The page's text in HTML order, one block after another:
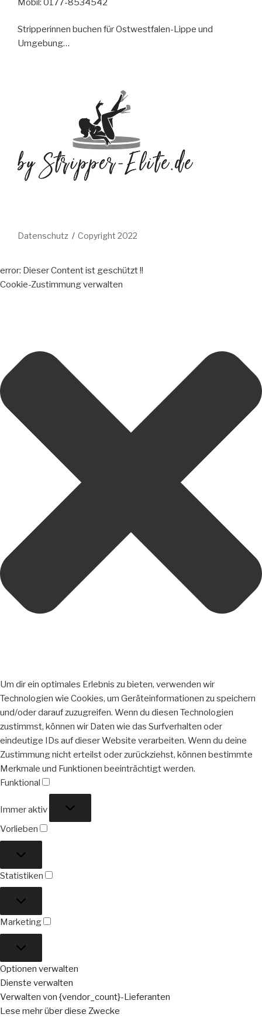
Mobil: 0177-8534542
Stripperinnen buchen für Ostwestfalen-Lippe und
Umgebung…
Datenschutz Copyright 2022
error: Dieser Content ist geschützt !!
Cookie-Zustimmung verwalten
Um dir ein optimales Erlebnis zu bieten, verwenden wir
Technologien wie Cookies, um Geräteinformationen zu speichern
und/oder darauf zuzugreifen. Wenn du diesen Technologien
zustimmst, können wir Daten wie das Surfverhalten oder
eindeutige IDs auf dieser Website verarbeiten. Wenn du deine
Zustimmung nicht erteilst oder zurückziehst, können bestimmte
Merkmale und Funktionen beeinträchtigt werden.
Funktional
Immer aktiv
Vorlieben
Statistiken
Marketing
Optionen verwalten
Dienste verwalten
Verwalten von {vendor_count}-Lieferanten
Lese mehr über diese Zwecke